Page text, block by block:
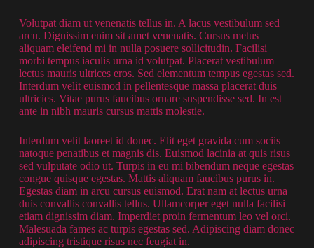
Volutpat diam ut venenatis tellus in. A lacus vestibulum sed
arcu. Dignissim enim sit amet venenatis. Cursus metus
aliquam eleifend mi in nulla posuere sollicitudin. Facilisi
morbi tempus iaculis urna id volutpat. Placerat vestibulum
lectus mauris ultrices eros. Sed elementum tempus egestas sed.
Interdum velit euismod in pellentesque massa placerat duis
ultricies. Vitae purus faucibus ornare suspendisse sed. In est
ante in nibh mauris cursus mattis molestie.
Interdum velit laoreet id donec. Elit eget gravida cum sociis
natoque penatibus et magnis dis. Euismod lacinia at quis risus
sed vulputate odio ut. Turpis in eu mi bibendum neque egestas
congue quisque egestas. Mattis aliquam faucibus purus in.
Egestas diam in arcu cursus euismod. Erat nam at lectus urna
duis convallis convallis tellus. Ullamcorper eget nulla facilisi
etiam dignissim diam. Imperdiet proin fermentum leo vel orci.
Malesuada fames ac turpis egestas sed. Adipiscing diam donec
adipiscing tristique risus nec feugiat in.